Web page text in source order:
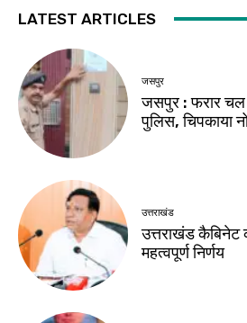
LATEST ARTICLES
जसपुर
जसपुर : फरार
पुलिस, चिपकाया
उत्तराखंड
उत्तराखंड
महत्वपूर्ण निर्णय